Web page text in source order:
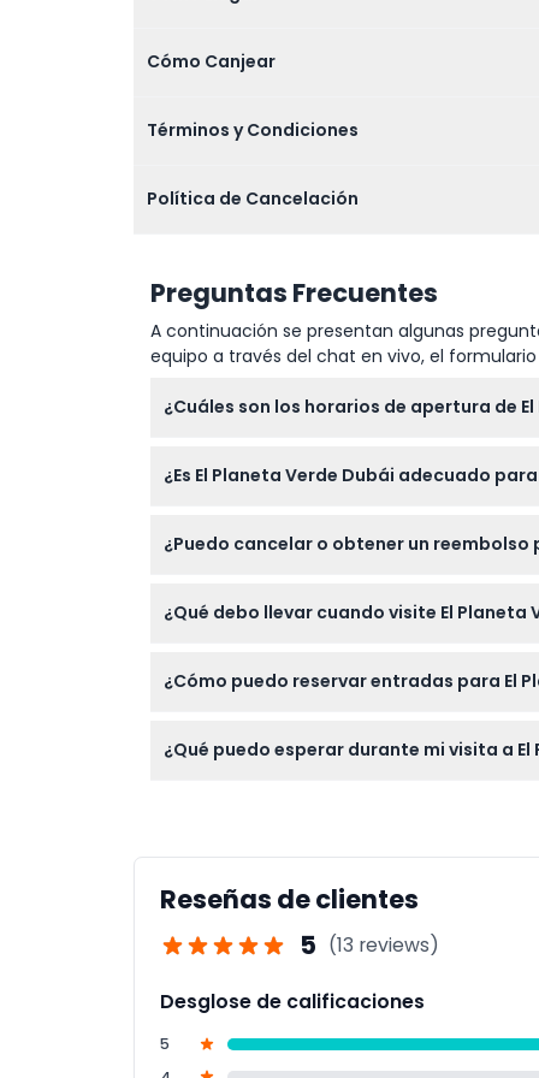
Cómo Canjear
Términos y Condiciones
Política de Cancelación
Preguntas Frecuentes
A continuación se presentan algunas
equipo a través del chat en vivo, el
¿Cuáles son los horarios de apertura de
5:30 p.m. (sujeto a cambios — por favor
¿Es El Planeta Verde Dubái adecuado
acompañados por un adulto y no pueden
¿Puedo cancelar o obtener un reembolso
partir de la fecha de compra.
¿Qué debo llevar cuando visite El Planeta
cámara es una gran idea para capturar las
¿Cómo puedo reservar entradas para El
antes de confirmar la compra.
¿Qué puedo esperar durante mi visita a El
Reseñas de clientes
5 (13 reviews)
Desglose de calificaciones
5